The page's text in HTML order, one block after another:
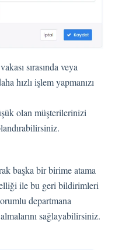
sırasında veya
hızlı işlem yapmanızı
olan müşterilerinizi
başka bir birime atama
ile bu geri bildirimleri
departmana
sağlayabilirsiniz.